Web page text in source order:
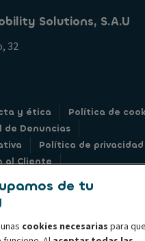
Solutions, S.A.U
32
y ética
Política de
de Denuncias
Política de privacidad
al Cliente
de tu
cookies necesarias para que